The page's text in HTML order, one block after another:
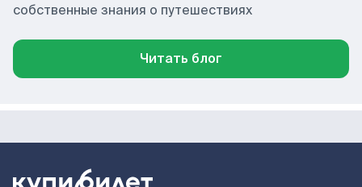
собственные знания о путешествиях
Читать блог